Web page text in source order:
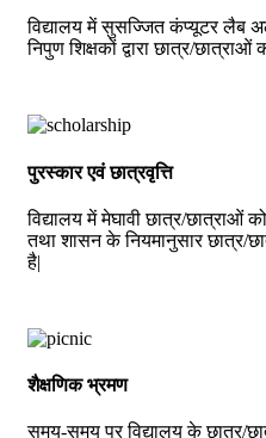
विद्यालय में सुसज्जित कंप्यूटर लैब
निपुण शिक्षकों द्वारा छात्र/छात्राओं
पुरस्कार एवं छात्रवृत्ति
विद्यालय में मेघावी छात्र/छात्राओं
तथा शासन के नियमानुसार छात्र/
है|
शैक्षणिक भ्रमण
समय-समय पर विद्यालय के छात्र/